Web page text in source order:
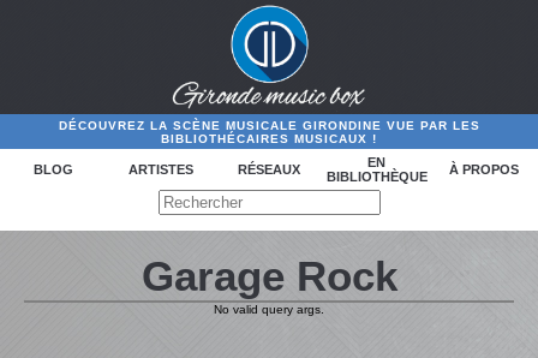
DÉCOUVREZ LA SCÈNE MUSICALE GIRONDINE VUE PAR LES
BIBLIOTHÉCAIRES MUSICAUX !
BLOG ARTISTES RÉSEAUX
EN
BIBLIOTHÈQUE
À PROPOS
Garage Rock
No valid query args.